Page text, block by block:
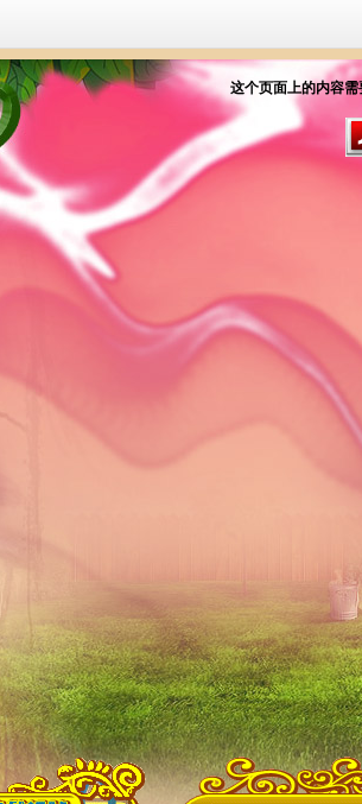
这个页面上的内容